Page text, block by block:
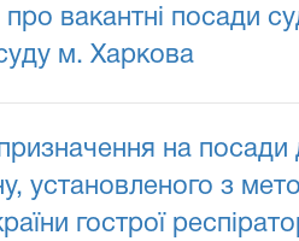
про вакантні посади
м. Харкова
на посади
установленого з
гострої